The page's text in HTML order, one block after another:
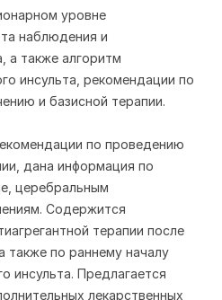
уровне
наблюдения и
а также алгоритм
инсульта, рекомендации по
и базисной терапии.
по проведению
дана информация по
церебральным
Содержится
терапии после
также по раннему началу
инсульта. Предлагается
лекарственных